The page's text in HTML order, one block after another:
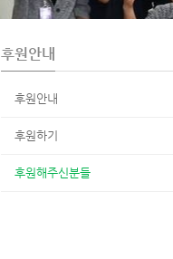
후원안내
후원안내
후원하기
후원해주신분들